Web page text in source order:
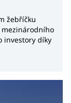
žebříčku
mezinárodního
investory díky